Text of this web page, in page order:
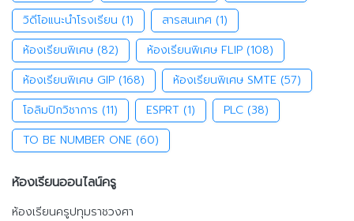
วิดีโอแนะนำโรงเรียน (1) สารสนเทศ (1)
ห้องเรียนพิเศษ (82) ห้องเรียนพิเศษ FLIP (108)
ห้องเรียนพิเศษ GIP (168) ห้องเรียนพิเศษ SMTE (57)
โอลิมปิกวิชาการ (11) ESPRT (1) PLC (38)
TO BE NUMBER ONE (60)
ห้องเรียนออนไลน์ครู
ห้องเรียนครูปทุมราชวงศา